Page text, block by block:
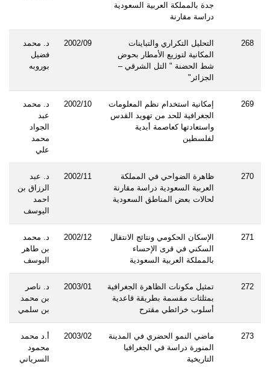
جدة بالمملكة العربية السعودية
دراسة مقارنة
268
التحليل التكراري والتباينات
المكانية لتوزيع الأمطار بحوض
شط الحضنة " التل الشرقي –
الجزائر"
2002/09
د. محمد
فضيل
بوروبه
269
إمكانية استخدام نظم المعلومات
الجغرافية للحد من تهويد القدس
واستعادتها كعاصمة أبدية
لفلسطين
2002/10
د. محمد
عبد
الجواد
محمد
علي
270
ظاهرة الضواحي في المملكة
العربية السعودية دراسة مقارنة
لحالات بعض المناطق السعودية
2002/11
د. عبد
الرزاق بن
احمد
اليوسف
271
الإسكان الحكومي ونتائج الانتقال
السكني في قرى الإحساء
بالمملكة العربية السعودية
2002/12
د. محمد
بن طاهر
اليوسف
272
تمثيل مكونات الظاهرة الجغرافية
بمثلثات مقسمة بطريقة قاعدية
أسلوب خرائطي مقترح
2003/01
د. ناصر
بن محمد
بن سلمي
273
ماضي النمو الحضري في المدينة
المنورة دراسة في الجغرافيا
التاريخية
2003/02
أ.د محمد
محمود
السرياني